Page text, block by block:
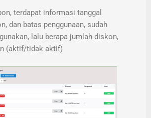
terdapat informasi tanggal
dan batas penggunaan, sudah
lalu berapa jumlah diskon,
(aktif/tidak aktif)